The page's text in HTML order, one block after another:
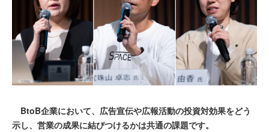
BtoB企業において、広告宣伝や広報活動の投資対効果をどう
示し、営業の成果に結びつけるかは共通の課題です。